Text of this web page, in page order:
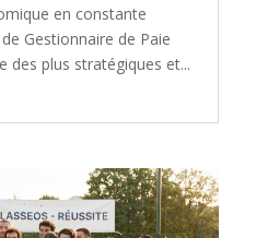
en constante
Gestionnaire de Paie
des plus stratégiques et...